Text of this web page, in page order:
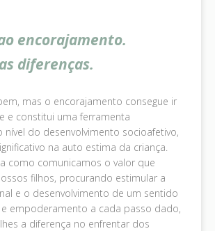
encorajamento.
diferenças.
mas o encorajamento consegue ir
e constitui uma ferramenta
nível do desenvolvimento socioafetivo,
na auto estima da criança.
como comunicamos o valor que
filhos, procurando estimular a
e o desenvolvimento de um sentido
empoderamento a cada passo dado,
a diferença no enfrentar dos